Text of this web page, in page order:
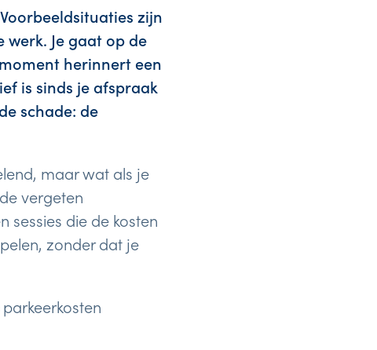
zijn
Je gaat op de
herinnert een
is sinds je afspraak
schade: de
maar wat als je
vergeten
sessies die de kosten
zonder dat je